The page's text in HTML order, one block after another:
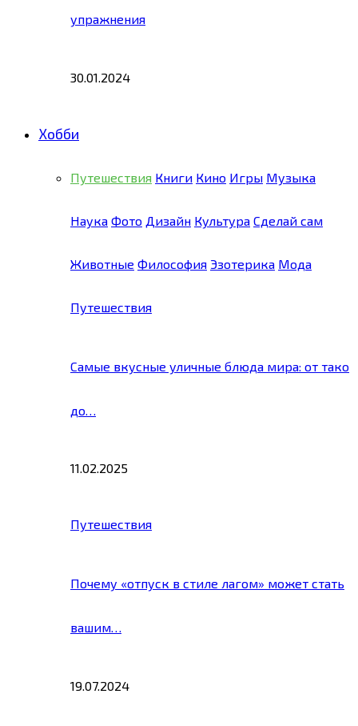
упражнения
30.01.2024
Хобби
Путешествия Книги Кино Игры Музыка
Наука Фото Дизайн Культура Сделай сам
Животные Философия Эзотерика Мода
Путешествия
Самые вкусные уличные блюда мира: от тако
до…
11.02.2025
Путешествия
Почему «отпуск в стиле лагом» может стать
вашим…
19.07.2024